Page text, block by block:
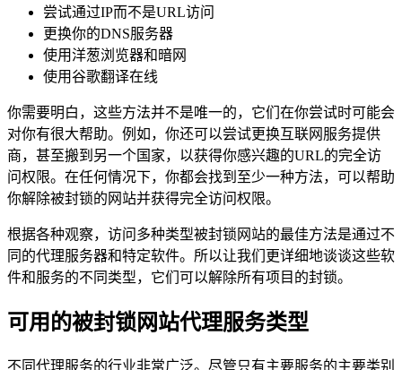
尝试通过IP而不是URL访问
更换你的DNS服务器
使用洋葱浏览器和暗网
使用谷歌翻译在线
你需要明白，这些方法并不是唯一的，它们在你尝试时可能会
对你有很大帮助。例如，你还可以尝试更换互联网服务提供
商，甚至搬到另一个国家，以获得你感兴趣的URL的完全访
问权限。在任何情况下，你都会找到至少一种方法，可以帮助
你解除被封锁的网站并获得完全访问权限。
根据各种观察，访问多种类型被封锁网站的最佳方法是通过不
同的代理服务器和特定软件。所以让我们更详细地谈谈这些软
件和服务的不同类型，它们可以解除所有项目的封锁。
可用的被封锁网站代理服务类型
不同代理服务的行业非常广泛。尽管只有主要服务的主要类别